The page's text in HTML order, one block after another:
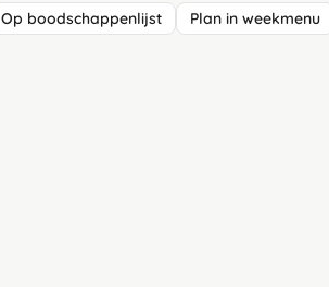
Op boodschappenlijst Plan in weekmenu